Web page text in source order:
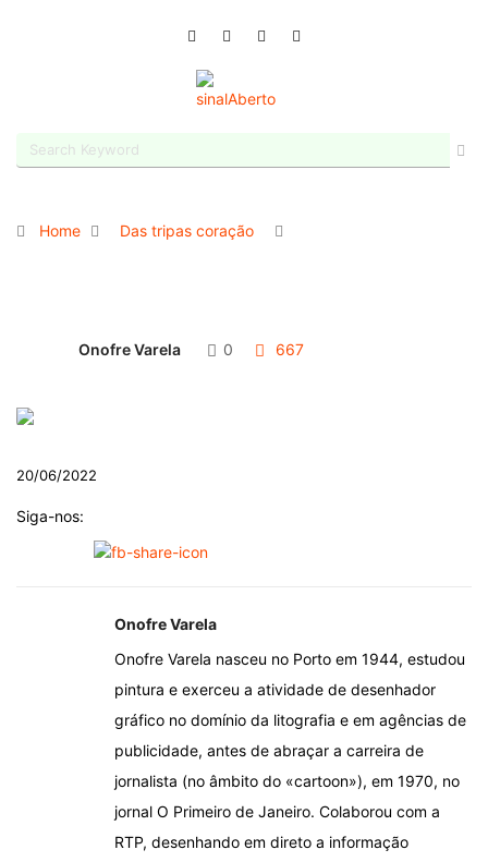
Home Das tripas coração
Onofre Varela 0 667
20/06/2022
Siga-nos:
Onofre Varela
Onofre Varela nasceu no Porto em 1944, estudou
pintura e exerceu a atividade de desenhador
gráfico no domínio da litografia e em agências de
publicidade, antes de abraçar a carreira de
jornalista (no âmbito do «cartoon»), em 1970, no
jornal O Primeiro de Janeiro. Colaborou com a
RTP, desenhando em direto a informação